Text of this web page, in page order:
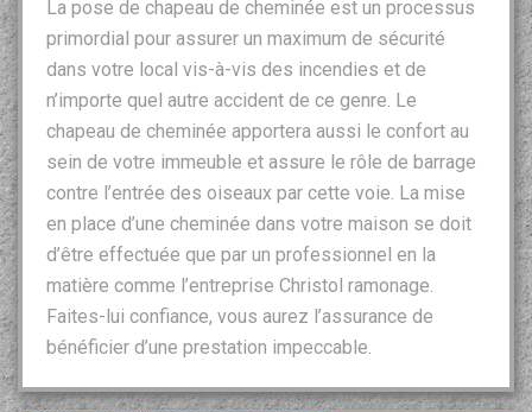
La pose de chapeau de cheminée est un processus
primordial pour assurer un maximum de sécurité
dans votre local vis-à-vis des incendies et de
n’importe quel autre accident de ce genre. Le
chapeau de cheminée apportera aussi le confort au
sein de votre immeuble et assure le rôle de barrage
contre l’entrée des oiseaux par cette voie. La mise
en place d’une cheminée dans votre maison se doit
d’être effectuée que par un professionnel en la
matière comme l’entreprise Christol ramonage.
Faites-lui confiance, vous aurez l’assurance de
bénéficier d’une prestation impeccable.